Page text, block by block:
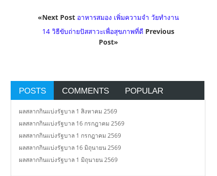
«Next Post อาหารสมอง เพิ่มความจำ วัยทำงาน
14 วิธีขับถ่ายปัสสาวะเพื่อสุขภาพที่ดี Previous
Post»
POSTS COMMENTS POPULAR
ผลสลากกินแบ่งรัฐบาล 1 สิงหาคม 2569
ผลสลากกินแบ่งรัฐบาล 16 กรกฎาคม 2569
ผลสลากกินแบ่งรัฐบาล 1 กรกฎาคม 2569
ผลสลากกินแบ่งรัฐบาล 16 มิถุนายน 2569
ผลสลากกินแบ่งรัฐบาล 1 มิถุนายน 2569